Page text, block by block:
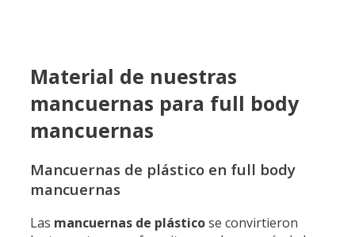
Material de nuestras
mancuernas para full body
mancuernas
Mancuernas de plástico en full body
mancuernas
Las mancuernas de plásticose convirtieron